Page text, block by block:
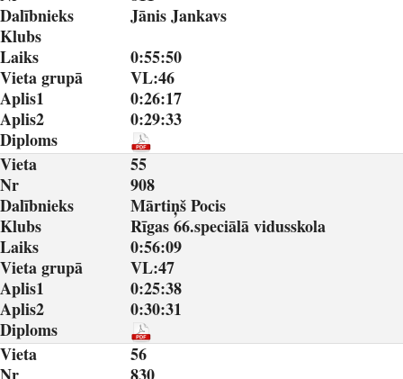
Dalībnieks
Jānis Jankavs
Klubs
Laiks
0:55:50
Vieta grupā
VL:46
Aplis1
0:26:17
Aplis2
0:29:33
Diploms
Vieta
55
Nr
908
Dalībnieks
Mārtiņš Pocis
Klubs
Rīgas 66.speciālā vidusskola
Laiks
0:56:09
Vieta grupā
VL:47
Aplis1
0:25:38
Aplis2
0:30:31
Diploms
Vieta
56